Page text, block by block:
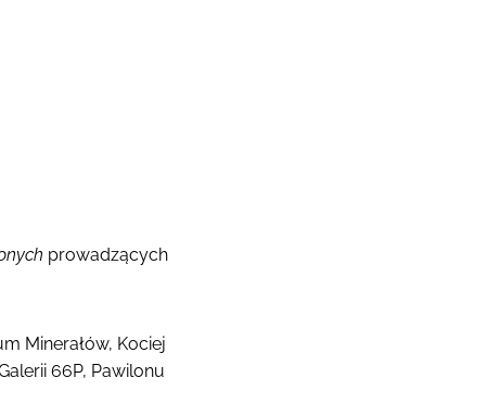
prowadzących
Minerałów, Kociej
66P, Pawilonu